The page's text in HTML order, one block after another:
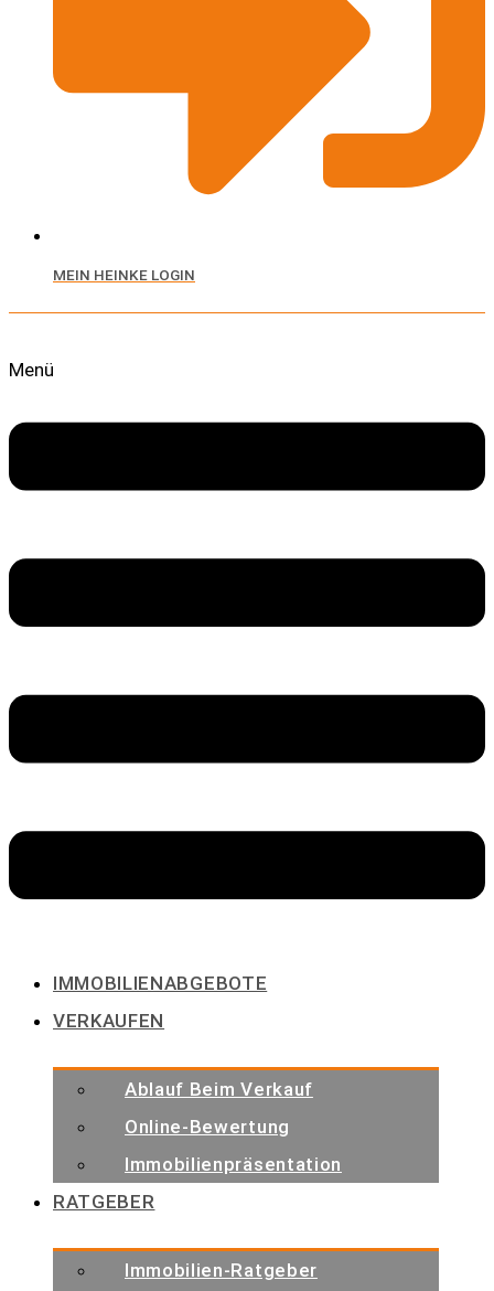
MEIN HEINKE LOGIN
Menü
IMMOBILIENABGEBOTE
VERKAUFEN
Ablauf Beim Verkauf
Online-Bewertung
Immobilienpräsentation
RATGEBER
Immobilien-Ratgeber